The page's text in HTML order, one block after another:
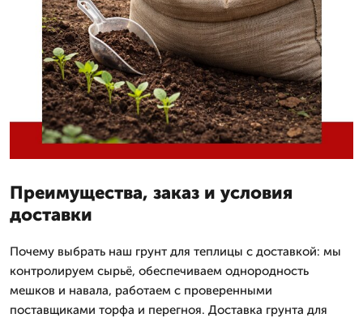
Преимущества, заказ и условия
доставки
Почему выбрать наш грунт для теплицы с доставкой: мы
контролируем сырьё, обеспечиваем однородность
мешков и навала, работаем с проверенными
поставщиками торфа и перегноя. Доставка грунта для